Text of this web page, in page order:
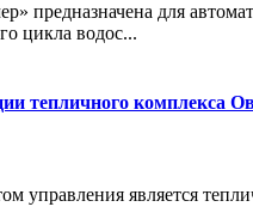
предназначена для
цикла водос...
тепличного комплекса
управления является